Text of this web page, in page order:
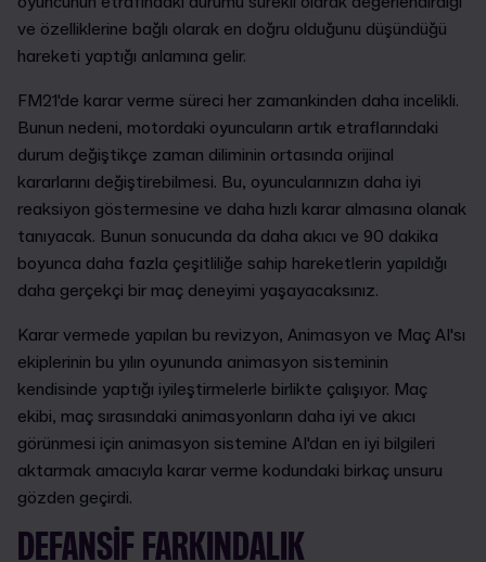
ve özelliklerine bağlı olarak en doğru olduğunu düşündüğü
hareketi yaptığı anlamına gelir.
FM21'de karar verme süreci her zamankinden daha incelikli.
Bunun nedeni, motordaki oyuncuların artık etraflarındaki
durum değiştikçe zaman diliminin ortasında orijinal
kararlarını değiştirebilmesi. Bu, oyuncularınızın daha iyi
reaksiyon göstermesine ve daha hızlı karar almasına olanak
tanıyacak. Bunun sonucunda da daha akıcı ve 90 dakika
boyunca daha fazla çeşitliliğe sahip hareketlerin yapıldığı
daha gerçekçi bir maç deneyimi yaşayacaksınız.
Karar vermede yapılan bu revizyon, Animasyon ve Maç AI'sı
ekiplerinin bu yılın oyununda animasyon sisteminin
kendisinde yaptığı iyileştirmelerle birlikte çalışıyor. Maç
ekibi, maç sırasındaki animasyonların daha iyi ve akıcı
görünmesi için animasyon sistemine AI'dan en iyi bilgileri
aktarmak amacıyla karar verme kodundaki birkaç unsuru
gözden geçirdi.
DEFANSIF FARKINDALIK